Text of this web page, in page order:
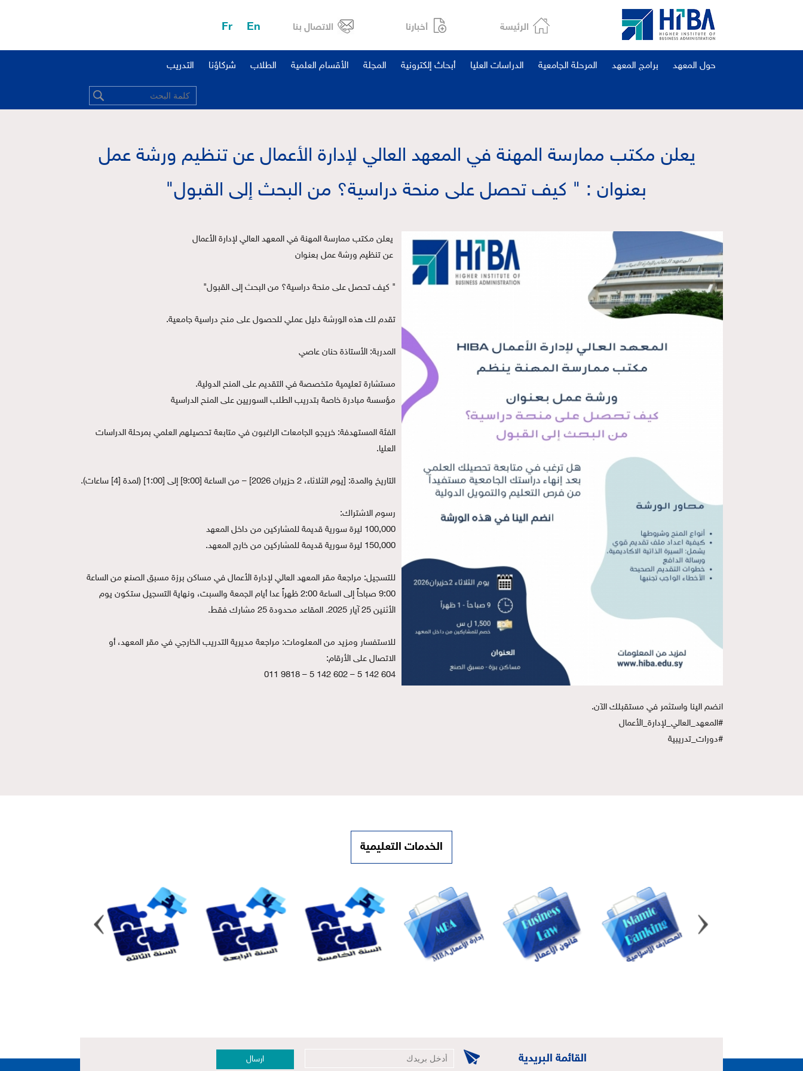
الرئيسة أخبارنا الاتصال بنا En
Fr
حول المعهد برامج المعهد المرحلة الجامعية الدراسات العليا أبحاث إلكترونية المجلة الأقسام العلمية الطلاب شركاؤنا التدريب
يعلن مكتب ممارسة المهنة في المعهد العالي لإدارة الأعمال عن تنظيم ورشة عمل
بعنوان : " كيف تحصل على منحة دراسية؟ من البحث إلى القبول"
يعلن مكتب ممارسة المهنة في المعهد العالي لإدارة الأعمال
" كيف تحصل على منحة دراسية؟ من البحث إلى القبول"
تقدم لك هذه الورشة دليل عملي للحصول على منح دراسية جامعية.
المدربة: الأستاذة حنان عاصي
مستشارة تعليمية متخصصة في التقديم على المنح الدولية.
مؤسسة مبادرة خاصة بتدريب الطلب السوريين على المنح الدراسية
العليا.
التاريخ والمدة: [يوم الثلاثاء، 2 حزيران 2026] – من الساعة [9:00] إلى [1:00] (لمدة [4] ساعات).
رسوم الاشتراك:
100,000 ليرة سورية قديمة للمشاركين من داخل المعهد
150,000 ليرة سورية قديمة للمشاركين من خارج المعهد.
الأثنين 25 آيار 2025. المقاعد محدودة 25 مشارك فقط.
الاتصال على الأرقام:
604 142 5 – 602 142 5 – 9818 011
انضم الينا واستثمر في مستقبلك الآن.
#المعهد_العالي_لإدارة_الأعمال
#دورات_تدريبية
الخدمات التعليمية
القائمة البريدية ارسال